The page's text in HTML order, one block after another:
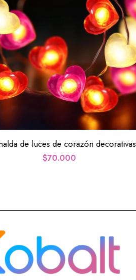
de luces de corazón decorativas
$70.000